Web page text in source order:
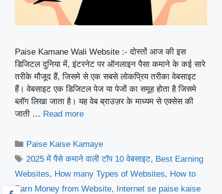
Paise Kamane Wali Website :- दोस्तों आज की इस
डिजिटल दुनिया में, इंटरनेट पर ऑनलाइन पैसा कमाने के कई सारे
तरीके मौजूद हैं, जिसमे से एक सबसे लोकप्रिय तरीका वेबसाइट
हैं। वेबसाइट एक डिजिटल पेज या पेजों का समूह होता है जिसमे
ब्लॉग लिखा जाता है। यह वेब ब्राउज़र के माध्यम से एक्सेस की
जाती … Read more
Categories
Paise Kaise Kamaye
Tags
2025 में पैसे कमाने वाली टॉप 10 वेबसाइट, Best Earning
Websites, How many Types of Websites, How to
Earn Money from Website, Internet se paise kaise